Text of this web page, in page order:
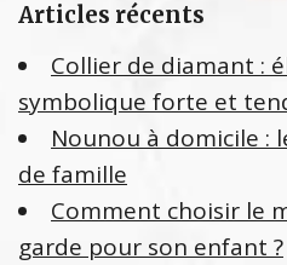
r
h
e
r
Articles récents
Collier de diamant :
symbolique forte et
Nounou à domicile :
de famille
Comment choisir le
garde pour son enfant ?